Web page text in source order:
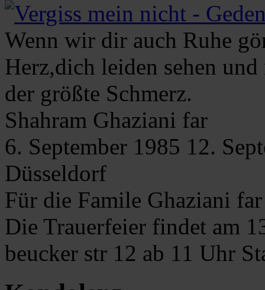
Wenn wir dir auch Ruhe
Herz,dich leiden sehen
der größte Schmerz.
Shahram Ghaziani far
6. September 1985 12.
Düsseldorf
Für die Famile Ghaziani
Die Trauerfeier findet am
beucker str 12 ab 11 Uhr